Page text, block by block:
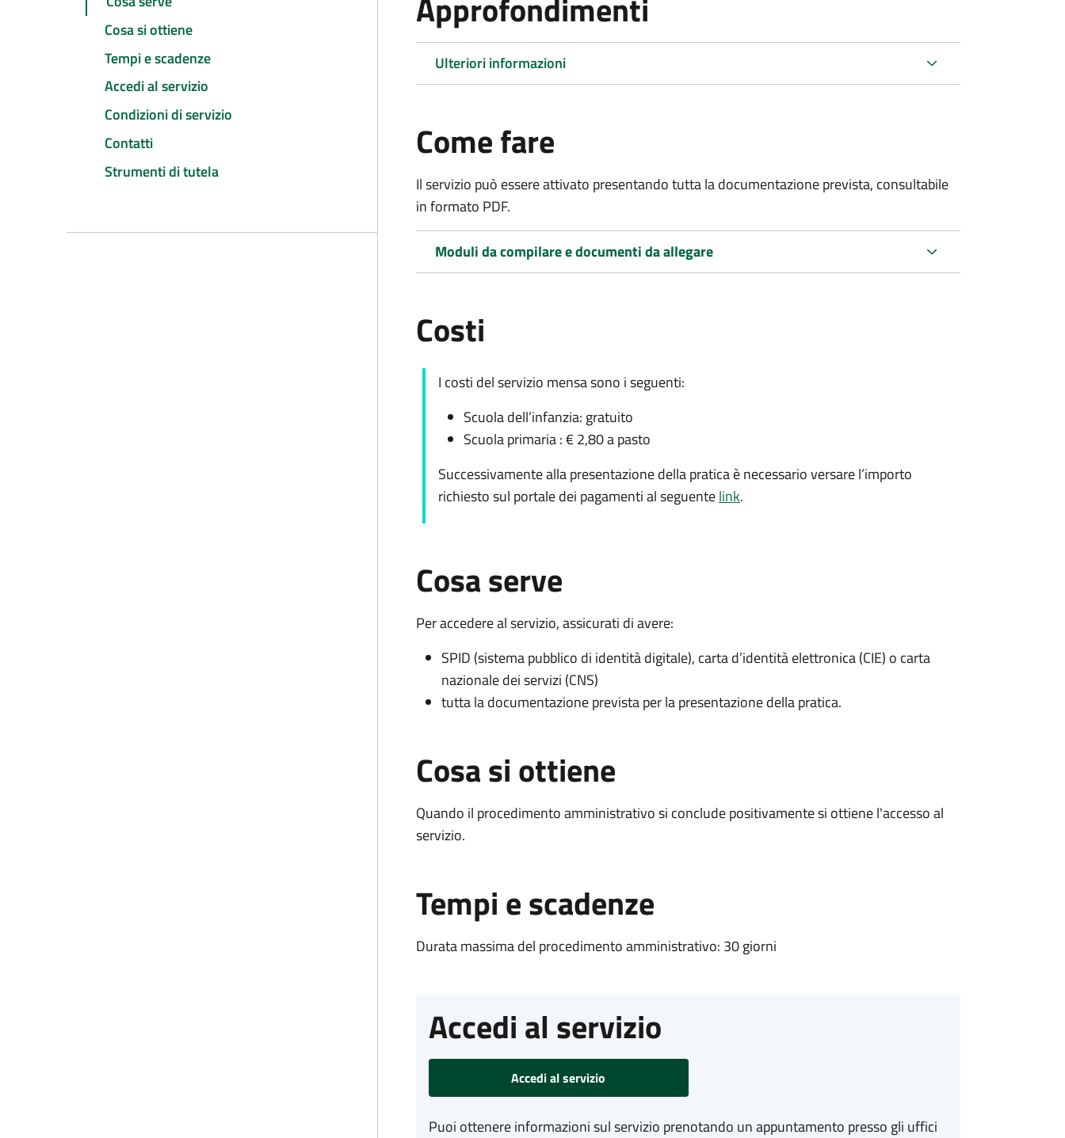
Cosa si ottiene
Tempi e scadenze
Accedi al servizio
Condizioni di servizio
Contatti
Strumenti di tutela
Approfondimenti
Ulteriori informazioni
Come fare
Il servizio può essere attivato presentando tutta la documentazione prevista, consultabile
in formato PDF.
Moduli da compilare e documenti da allegare
Costi
I costi del servizio mensa sono i seguenti:
Scuola dell’infanzia: gratuito
Scuola primaria : € 2,80 a pasto
Successivamente alla presentazione della pratica è necessario versare l’importo
richiesto sul portale dei pagamenti al seguentelink.
Cosa serve
Per accedere al servizio, assicurati di avere:
SPID (sistema pubblico di identità digitale), carta d’identità elettronica (CIE) o carta
nazionale dei servizi (CNS)
tutta la documentazione prevista per la presentazione della pratica.
Cosa si ottiene
Quando il procedimento amministrativo si conclude positivamente si ottiene l'accesso al
servizio.
Tempi e scadenze
Durata massima del procedimento amministrativo: 30 giorni
Accedi al servizio
Accedi al servizio
Puoi ottenere informazioni sul servizio prenotando un appuntamento presso gli uffici